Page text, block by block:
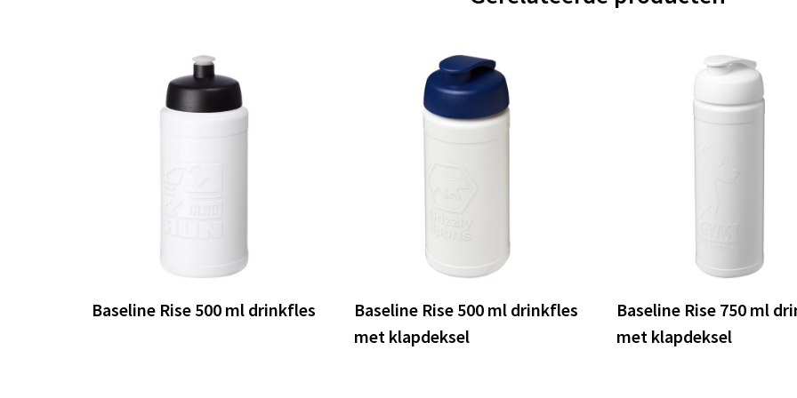
Baseline Rise 500 ml drinkfles
Baseline Rise 500 ml drinkfles
met klapdeksel
Baseline Rise 750 ml
met klapdeksel